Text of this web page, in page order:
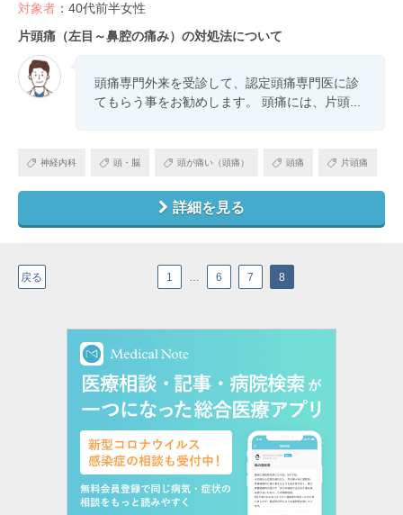
対象者 ：40代前半女性
片頭痛（左目～鼻腔の痛み）の対処法について
頭痛専門外来を受診して、認定頭痛専門医に診
てもらう事をお勧めします。 頭痛には、片頭...
神経内科 頭・脳 頭が痛い（頭痛） 頭痛 片頭痛
詳細を見る
戻る 1 6 7 8